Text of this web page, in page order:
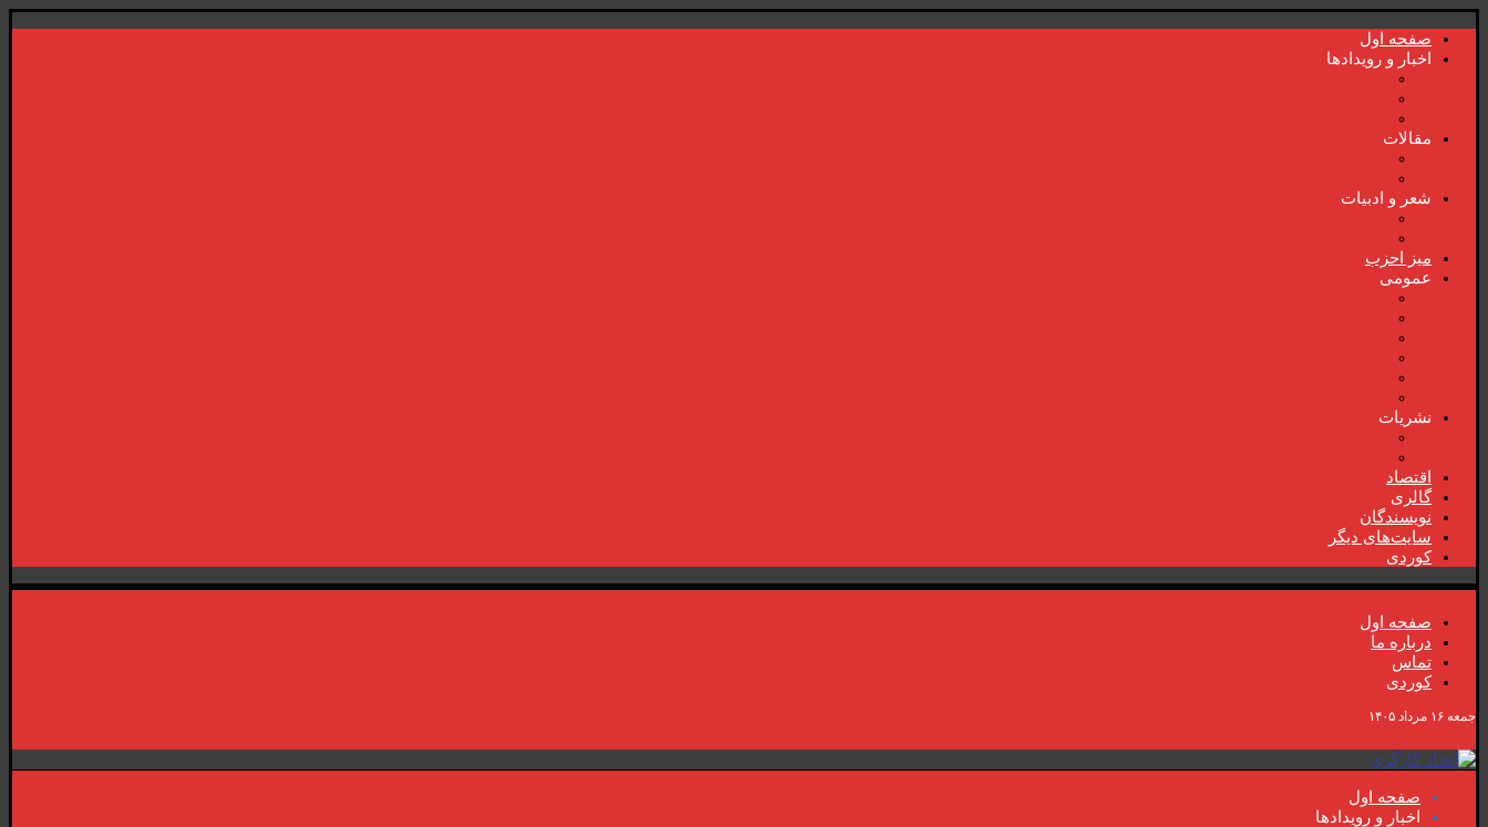
صفحە اول
اخبار و رویدادها
مقالات
شعر و ادبیات
میز احزب
عمومی
نشریات
اقتصاد
گالری
نویسندگان
سایت‌های دیگر
کوردی
صفحە اول
دربارە ما
تماس
کوردی
جمعه ۱۶ مرداد ۱۴۰۵
صفحە اول
اخبار و رویدادها